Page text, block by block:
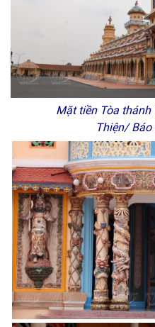
Mặt tiền Tòa thánh
Thiện/ Báo